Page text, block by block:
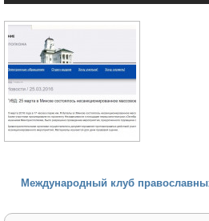
Международный клуб